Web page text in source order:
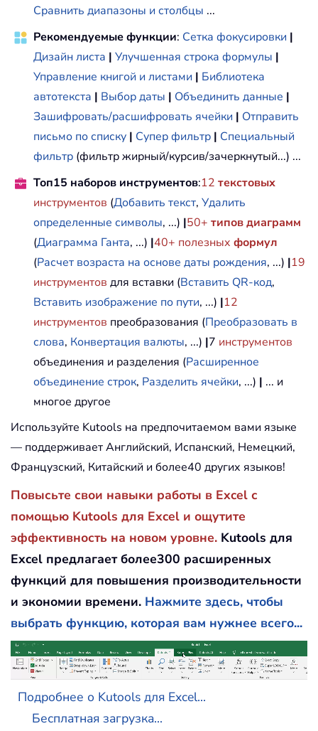
Сравнить диапазоны и столбцы ...
Рекомендуемые функции: Сетка фокусировки |
Дизайн листа | Улучшенная строка формулы |
Управление книгой и листами | Библиотека
автотекста | Выбор даты | Объединить данные |
Зашифровать/расшифровать ячейки | Отправить
письмо по списку | Супер фильтр | Специальный
фильтр (фильтр жирный/курсив/зачеркнутый...) ...
Топ15 наборов инструментов:12 текстовых
инструментов (Добавить текст, Удалить
определенные символы, ...) |50+ типов диаграмм
(Диаграмма Ганта, ...) |40+ полезных формул
(Расчет возраста на основе даты рождения, ...) |19
инструментов для вставки (Вставить QR-код,
Вставить изображение по пути, ...) |12
инструментов преобразования (Преобразовать в
слова, Конвертация валюты, ...) |7 инструментов
объединения и разделения (Расширенное
объединение строк, Разделить ячейки, ...) | ... и
многое другое
Используйте Kutools на предпочитаемом вами языке
— поддерживает Английский, Испанский, Немецкий,
Французский, Китайский и более40 других языков!
Повысьте свои навыки работы в Excel с
помощью Kutools для Excel и ощутите
эффективность на новом уровне. Kutools для
Excel предлагает более300 расширенных
функций для повышения производительности
и экономии времени. Нажмите здесь, чтобы
выбрать функцию, которая вам нужнее всего...
Подробнее о Kutools для Excel...
Бесплатная загрузка...